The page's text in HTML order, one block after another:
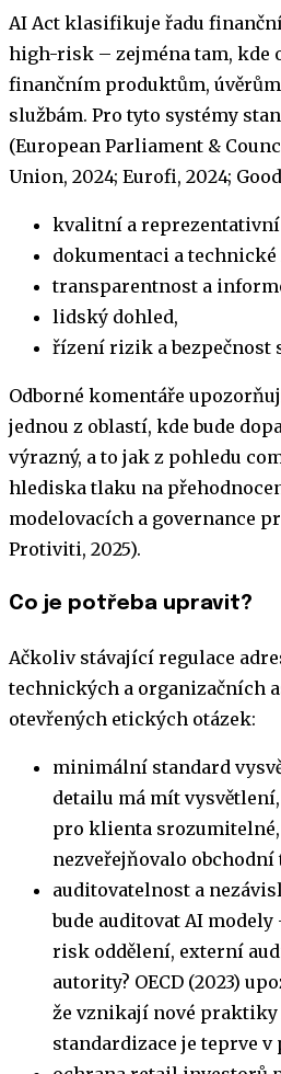
AI Act klasifikuje řadu
high-risk – zejména tam,
finančním produktům,
službám. Pro tyto systémy
(European Parliament &
Union, 2024; Eurofi, 2024;
kvalitní a reprezentativní
dokumentaci a technické
transparentnost a
lidský dohled,
řízení rizik a bezpečnost
Odborné komentáře
jednou z oblastí, kde bude
výrazný, a to jak z pohledu
hlediska tlaku na
modelovacích a governance
Protiviti, 2025).
Co je potřeba upravit?
Ačkoliv stávající regulace
technických a organizačních
otevřených etických otázek:
minimální standard
detailu má mít vysvětlení,
pro klienta srozumitelné,
nezveřejňovalo obchodní
auditovatelnost a
bude auditovat AI
risk oddělení, externí
autority? OECD (2023)
že vznikají nové praktiky
standardizace je teprve v